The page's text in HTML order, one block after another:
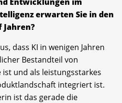
erwarten Sie in den
dass KI in wenigen Jahren
Bestandteil von
und als leistungsstarkes
integriert ist.
ist das gerade die